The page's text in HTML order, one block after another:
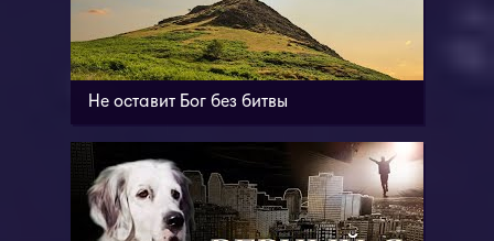
Не оставит Бог без битвы